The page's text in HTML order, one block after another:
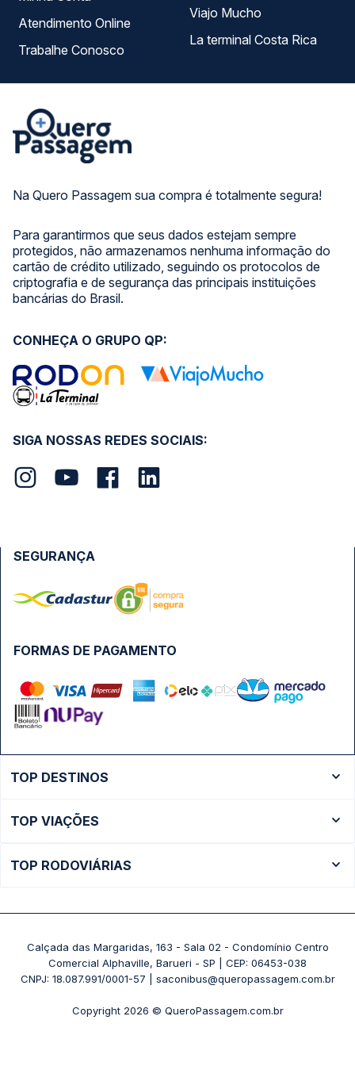
Na Quero Passagem sua compra é totalmente segura!
Para garantirmos que seus dados estejam sempre
protegidos, não armazenamos nenhuma informação do
cartão de crédito utilizado, seguindo os protocolos de
criptografia e de segurança das principais instituições
bancárias do Brasil.
Atendimento Online
Trabalhe Conosco
Viajo Mucho
La terminal Costa Rica
SIGA NOSSAS REDES SOCIAIS:
CONHEÇA O GRUPO QP:
FORMAS DE PAGAMENTO
SEGURANÇA
TOP DESTINOS
Ônibus São Paulo
TOP VIAÇÕES
Passagens Pássaro Marron
+ Viações
TOP RODOVIÁRIAS
Rodoviária Belo Horizonte - Gov. Israel Pinheiro (Tergip)
Rodoviária Curitiba
+ Rodoviárias
Calçada das Margaridas, 163 - Sala 02 - Condomínio Centro
Comercial Alphaville, Barueri - SP | CEP: 06453-038
CNPJ: 18.087.991/0001-57 | saconibus@queropassagem.com.br
Copyright 2026 © QueroPassagem.com.br